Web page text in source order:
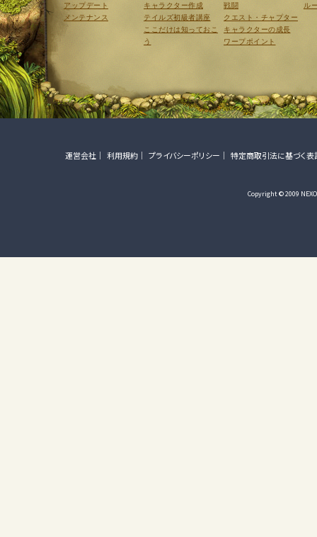
アップデート
メンテナンス
キャラクター作成
テイルズ初級者講座
ここだけは知っておこ
う
戦闘
クエスト・チャプター
キャラクターの成長
ワープポイント
ル
運営会社 利用規約 プライバシーポリシー 特定商取引法に基づく表
Copyright © 2009